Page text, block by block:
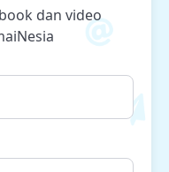
dan video